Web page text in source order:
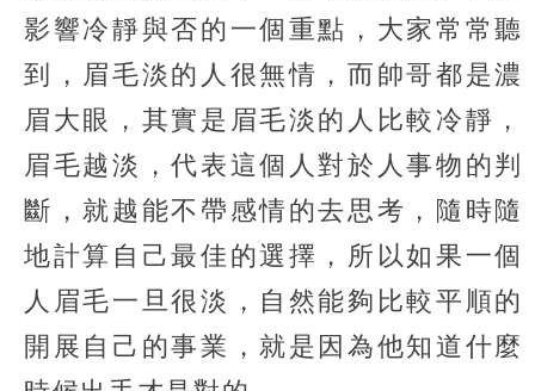
影響冷靜與否的一個重點，大家常常聽
到，眉毛淡的人很無情，而帥哥都是濃
眉大眼，其實是眉毛淡的人比較冷靜，
眉毛越淡，代表這個人對於人事物的判
斷，就越能不帶感情的去思考，隨時隨
地計算自己最佳的選擇，所以如果一個
人眉毛一旦很淡，自然能夠比較平順的
開展自己的事業，就是因為他知道什麼